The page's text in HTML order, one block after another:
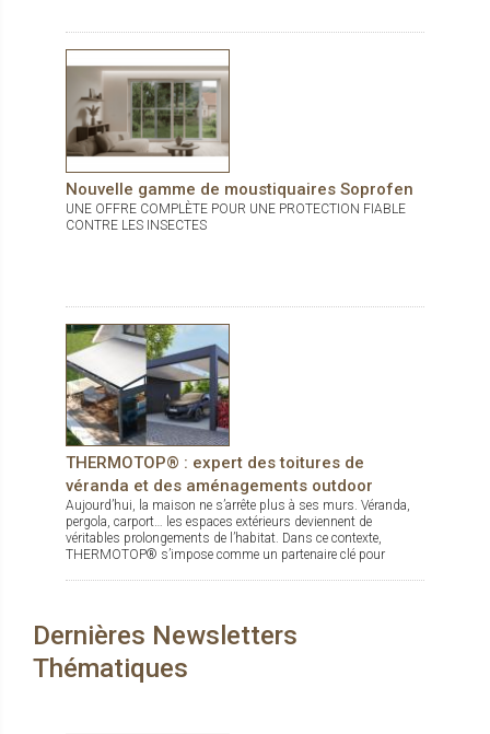
Nouvelle gamme de moustiquaires Soprofen
UNE OFFRE COMPLÈTE POUR UNE PROTECTION FIABLE
CONTRE LES INSECTES
THERMOTOP® : expert des toitures de
véranda et des aménagements outdoor
Aujourd’hui, la maison ne s’arrête plus à ses murs. Véranda,
pergola, carport… les espaces extérieurs deviennent de
véritables prolongements de l’habitat. Dans ce contexte,
THERMOTOP® s’impose comme un partenaire clé pour
Dernières Newsletters
Thématiques